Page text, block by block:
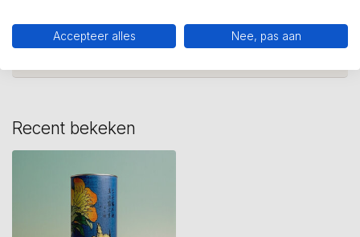
Heeft u een vraag over dit
kunstcadeau?
Recent bekeken
Accepteer alles Nee, pas aan